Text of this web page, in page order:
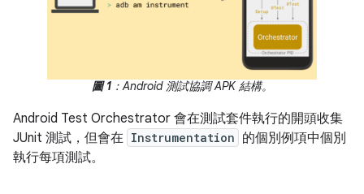
圖 1：Android 測試協調 APK 結構。
Android Test Orchestrator 會在測試套件執行的開頭收集
JUnit 測試，但會在 Instrumentation 的個別例項中個別
執行每項測試。